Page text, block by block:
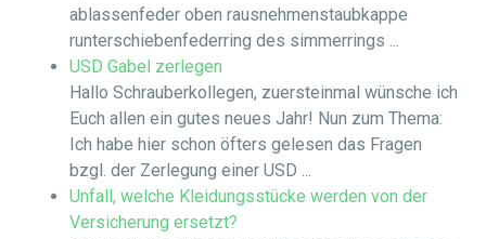
ablassenfeder oben rausnehmenstaubkappe
runterschiebenfederring des simmerrings ...
USD Gabel zerlegen
Hallo Schrauberkollegen, zuersteinmal wünsche ich
Euch allen ein gutes neues Jahr! Nun zum Thema:
Ich habe hier schon öfters gelesen das Fragen
bzgl. der Zerlegung einer USD ...
Unfall, welche Kleidungsstücke werden von der
Versicherung ersetzt?